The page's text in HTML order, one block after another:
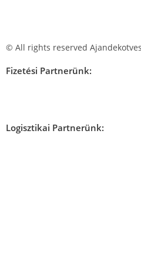
© All rights reserved
Fizetési Partnerünk:
Logisztikai Partnerünk: